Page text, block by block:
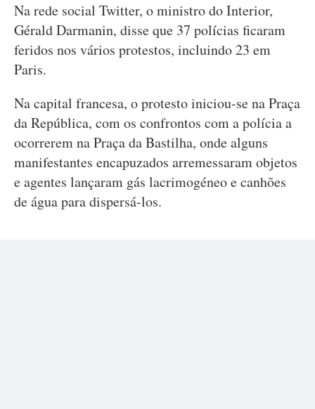
Na rede social Twitter, o ministro do Interior,
Gérald Darmanin, disse que 37 polícias ficaram
feridos nos vários protestos, incluindo 23 em
Paris.
Na capital francesa, o protesto iniciou-se na Praça
da República, com os confrontos com a polícia a
ocorrerem na Praça da Bastilha, onde alguns
manifestantes encapuzados arremessaram objetos
e agentes lançaram gás lacrimogéneo e canhões
de água para dispersá-los.